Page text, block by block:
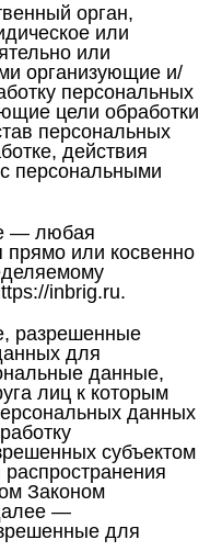
орган,
или
или
организующие и/
персональных
цели обработки
персональных
действия
персональными
— любая
или косвенно
inbrig.ru.
разрешенные
для
данные,
лиц к которым
данных
субъектом
Законом
—
для